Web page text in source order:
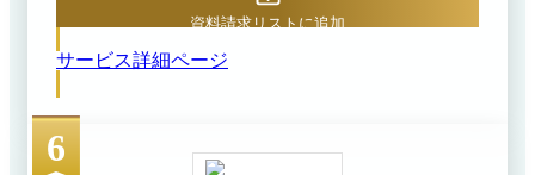
ル、チャット、SNSといった問い合わせ窓口を1
話録音、応対状況のレポートなどの基本機能に加
えており、問い合わせを適切な担当者へつなげや
すくします。 オペレーターの配置や品質管理を
支える機能も備え、単一のプラットフォームで応
サービス詳細ページ
資料請求リストに追加
6